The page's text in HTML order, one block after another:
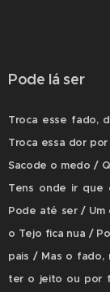
Pode lá ser
Troca esse fado,
Troca essa dor
Sacode o medo /
Tens onde ir
Pode até ser / Um
o Tejo fica nua /
pais / Mas o fado,
ter o jeito ou por